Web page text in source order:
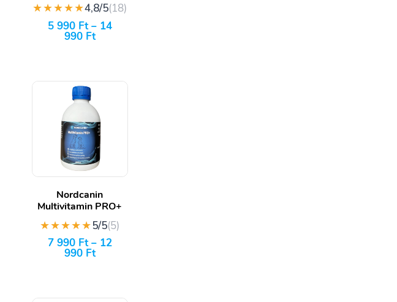
★★★★★4,8/5(18)
5 990 Ft– 14
990 Ft
Nordcanin
Multivitamin PRO+
★★★★★5/5(5)
7 990 Ft– 12
990 Ft